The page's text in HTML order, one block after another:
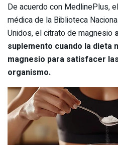
De acuerdo con MedlinePlus,
médica de la Biblioteca
Unidos, el citrato de magnesio
suplemento cuando la dieta
magnesio para satisfacer
organismo.